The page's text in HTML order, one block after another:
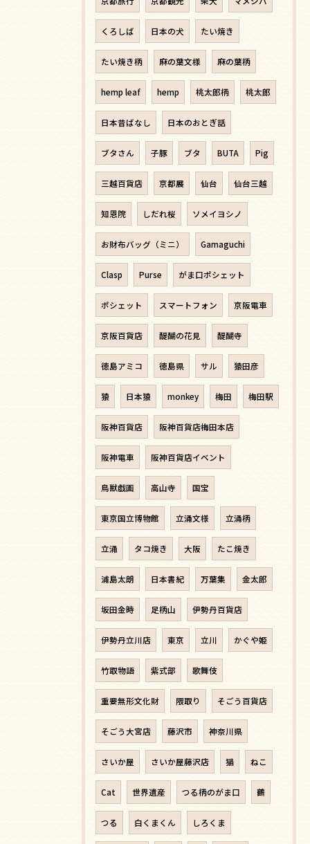
くろしば 日本の犬 たい焼き
たい焼き柄 麻の葉文様 麻の葉柄
hemp leaf hemp 桃太郎柄 桃太郎
日本昔ばなし 日本のおとぎ話
ブタさん 子豚 ブタ BUTA Pig
三越百貨店 京都展 仙台 仙台三越
知恩院 しだれ桜 ソメイヨシノ
お財布バッグ（ミニ） Gamaguchi
Clasp Purse がま口ポシェット
ポシェット スマートフォン 京阪電車
京阪百貨店 醍醐の花見 醍醐寺
徳島アミコ 徳島県 サル 猿田彦
猿 日本猿 monkey 梅田 梅田駅
阪神百貨店 阪神百貨店梅田本店
阪神電車 阪神百貨店イベント
鳥獣戯画 高山寺 国宝
東京国立博物館 立涌文様 立涌柄
立涌 タコ焼き 大阪 たこ焼き
浦島太朗 日本書紀 万葉集 金太郎
坂田金時 足柄山 伊勢丹百貨店
伊勢丹立川店 東京 立川 かぐや姫
竹取物語 紫式部 歌舞伎
重要無形文化財 隈取り そごう百貨店
そごう大宮店 藤沢市 神奈川県
さいか屋 さいか屋藤沢店 猫 ねこ
Cat 世界遺産 つる柄のがま口 鶴
つる 白くまくん しろくま